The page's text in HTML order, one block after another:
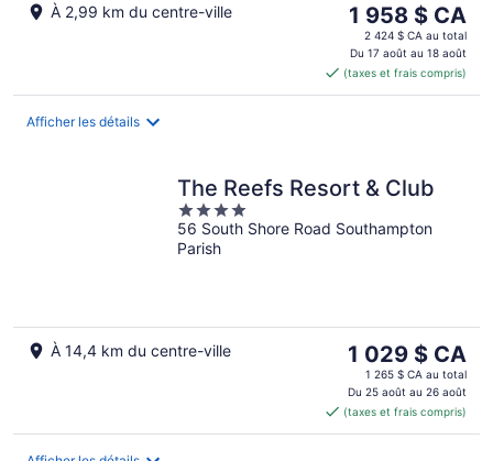
À 2,99 km du centre-ville
Le
prix
est
de 1 958 $ CA
par
1 958 $ CA
2 424 $ CA au total
Du 17 août au 18 août
(taxes et frais compris)
Afficher les détails
The Reefs Resort & Club
4
out
of
56 South Shore Road Southampton
Parish
À 14,4 km du centre-ville
Le
prix
est
de 1 029 $ CA
par
1 029 $ CA
1 265 $ CA au total
Du 25 août au 26 août
(taxes et frais compris)